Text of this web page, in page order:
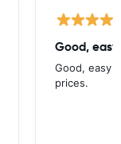
Good,
Good, easy
prices.